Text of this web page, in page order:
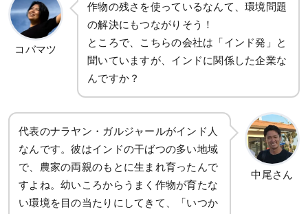
コバマツ
作物の残さを使っているなんて、環境問題
の解決にもつながりそう！
ところで、こちらの会社は「インド発」と
聞いていますが、インドに関係した企業な
んですか？
代表のナラヤン・ガルジャールがインド人
なんです。彼はインドの干ばつの多い地域
で、農家の両親のもとに生まれ育ったんで
すよね。幼いころからうまく作物が育たな
い環境を目の当たりにしてきて、「いつか
中尾さん